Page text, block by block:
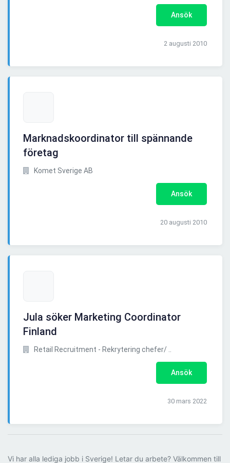
Ansök
2 augusti 2010
Marknadskoordinator till spännande
företag
Komet Sverige AB
Ansök
20 augusti 2010
Jula söker Marketing Coordinator
Finland
Retail Recruitment - Rekrytering chefer/ ..
Ansök
30 mars 2022
Vi har alla lediga jobb i Sverige! Letar du arbete? Välkommen till